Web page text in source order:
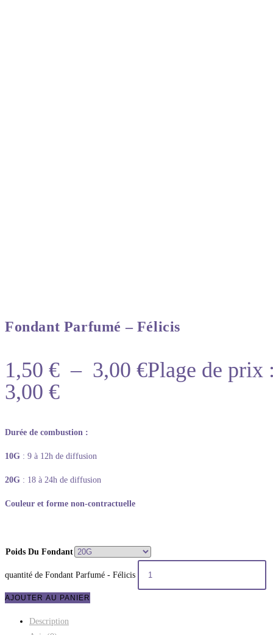
Fondant Parfumé – Félicis
1,50 € – 3,00 €Plage de prix
3,00 €
Durée de combustion :
10G : 9 à 12h de diffusion
20G : 18 à 24h de diffusion
Couleur et forme non-contractuelle
Poids Du Fondant
quantité de Fondant Parfumé - Félicis
AJOUTER AU PANIER
Description